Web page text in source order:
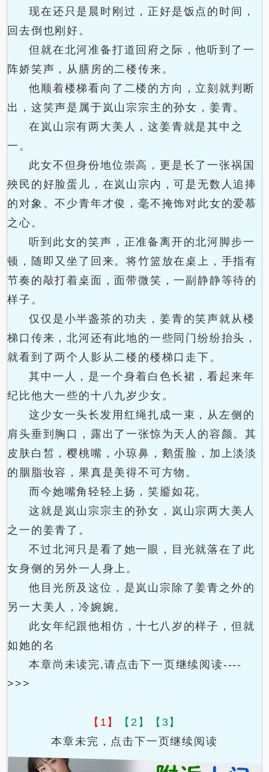
现在还只是晨时刚过，正好是饭点的时间，
回去倒也刚好。
但就在北河准备打道回府之际，他听到了一
阵娇笑声，从膳房的二楼传来。
他顺着楼梯看向了二楼的方向，立刻就判断
出，这笑声是属于岚山宗宗主的孙女，姜青。
在岚山宗有两大美人，这姜青就是其中之
一。
此女不但身份地位崇高，更是长了一张祸国
殃民的好脸蛋儿，在岚山宗内，可是无数人追捧
的对象。不少青年才俊，毫不掩饰对此女的爱慕
之心。
听到此女的笑声，正准备离开的北河脚步一
顿，随即又坐了回来。将竹篮放在桌上，手指有
节奏的敲打着桌面，面带微笑，一副静静等待的
样子。
仅仅是小半盏茶的功夫，姜青的笑声就从楼
梯口传来，北河还有此地的一些同门纷纷抬头，
就看到了两个人影从二楼的楼梯口走下。
其中一人，是一个身着白色长裙，看起来年
纪比他大一些的十八九岁少女。
这少女一头长发用红绳扎成一束，从左侧的
肩头垂到胸口，露出了一张惊为天人的容颜。其
皮肤白皙，樱桃嘴，小琼鼻，鹅蛋脸，加上淡淡
的胭脂妆容，果真是美得不可方物。
而今她嘴角轻轻上扬，笑靥如花。
这就是岚山宗宗主的孙女，岚山宗两大美人
之一的姜青了。
不过北河只是看了她一眼，目光就落在了此
女身侧的另外一人身上。
他目光所及这位，是岚山宗除了姜青之外的
另一大美人，冷婉婉。
此女年纪跟他相仿，十七八岁的样子，但就
如她的名
本章尚未读完,请点击下一页继续阅读----
>>>
【1】 【2】
【3】
本章未完，点击下一页继续阅读